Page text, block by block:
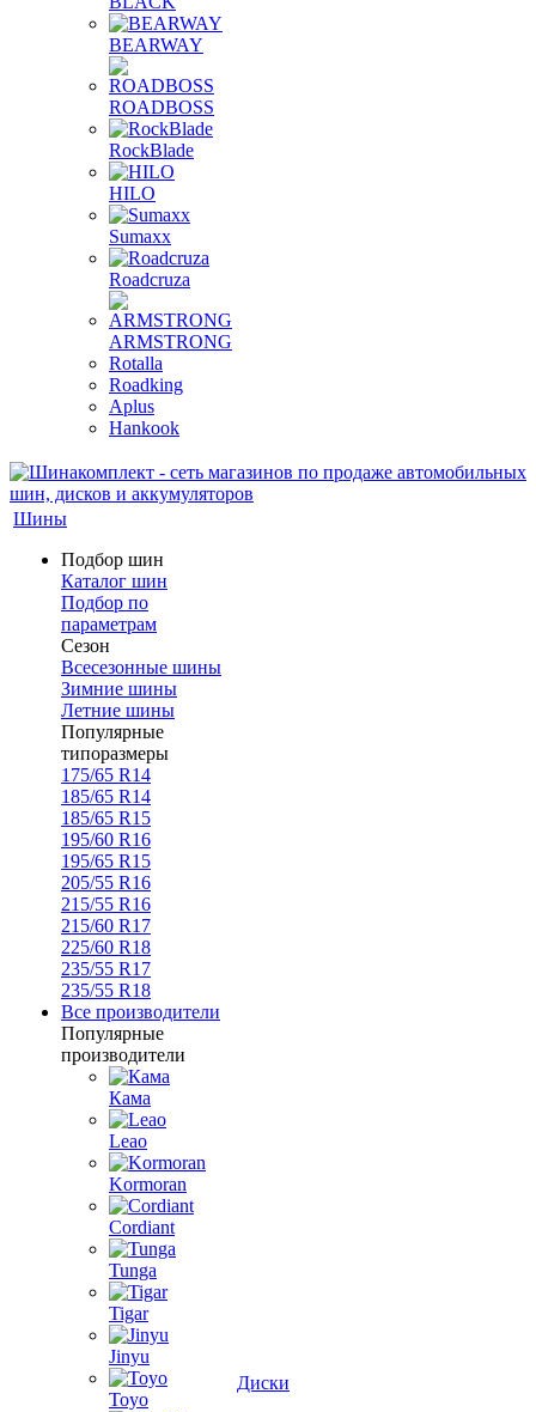
BEARWAY
ROADBOSS
RockBlade
HILO
Sumaxx
Roadcruza
ARMSTRONG
Rotalla
Roadking
Aplus
Hankook
Шины
Подбор шин
Каталог шин
Подбор по
параметрам
Сезон
Всесезонные шины
Зимние шины
Летние шины
Популярные
типоразмеры
175/65 R14
185/65 R14
185/65 R15
195/60 R16
195/65 R15
205/55 R16
215/55 R16
215/60 R17
225/60 R18
235/55 R17
235/55 R18
Все производители
Популярные
производители
Кама
Leao
Kormoran
Cordiant
Tunga
Tigar
Jinyu
Toyo
Диски